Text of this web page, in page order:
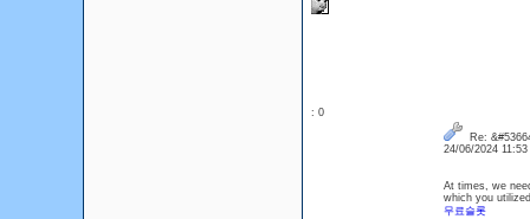
: 0
Re:
24/06/2024
At times, we
which you
무료슬롯